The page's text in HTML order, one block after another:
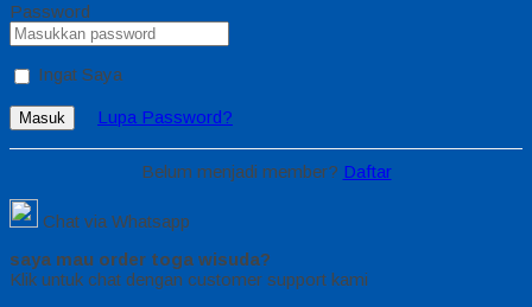
Password
Ingat Saya
Masuk Lupa Password?
Belum menjadi member? Daftar
Chat via Whatsapp
saya mau order toga wisuda?
Klik untuk chat dengan customer support kami